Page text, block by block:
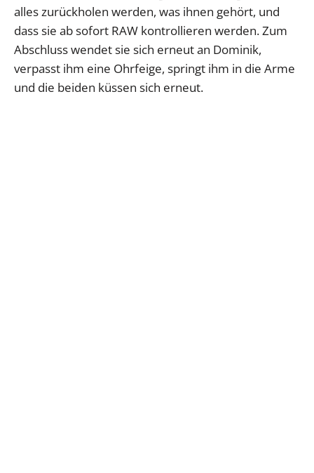
alles zurückholen werden, was ihnen gehört, und
dass sie ab sofort RAW kontrollieren werden. Zum
Abschluss wendet sie sich erneut an Dominik,
verpasst ihm eine Ohrfeige, springt ihm in die Arme
und die beiden küssen sich erneut.